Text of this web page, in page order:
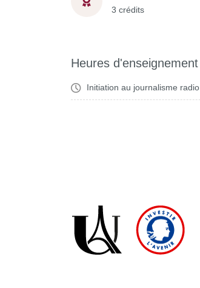
3 crédits
Heures d'enseignement
Initiation au journalisme radio